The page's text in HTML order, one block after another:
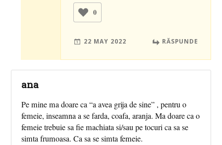
0
22 MAY 2022 RĂSPUNDE
ana
Pe mine ma doare ca “a avea grija de sine” , pentru o
femeie, inseamna a se farda, coafa, aranja. Ma doare ca o
femeie trebuie sa fie machiata si/sau pe tocuri ca sa se
simta frumoasa. Ca sa se simta femeie.